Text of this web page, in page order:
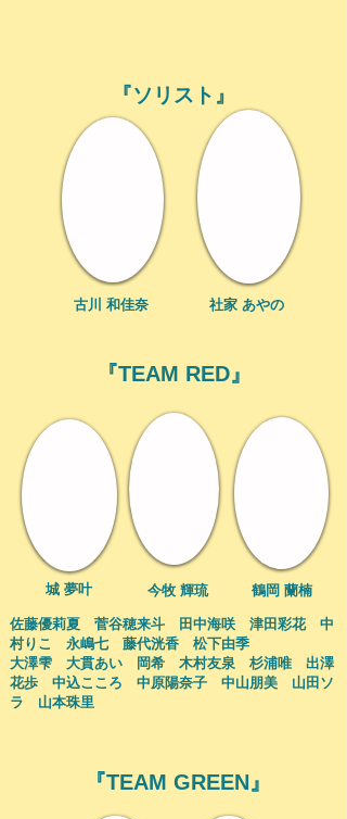
『​ソリスト』
​古川 和佳奈 ​社家 あやの
『​TEAM RED』
​城 夢叶 ​今牧 輝琉 ​鶴岡 蘭楠
佐藤優莉夏 菅谷穂来斗 田中海咲 津田彩花 中
村りこ 永嶋七 藤代洸香 松下由季
大澤雫 大貫あい 岡希 木村友泉 杉浦唯 出澤
花歩 中込こころ 中原陽奈子 中山朋美 山田ソ
ラ 山本珠里
『​TEAM GREEN』